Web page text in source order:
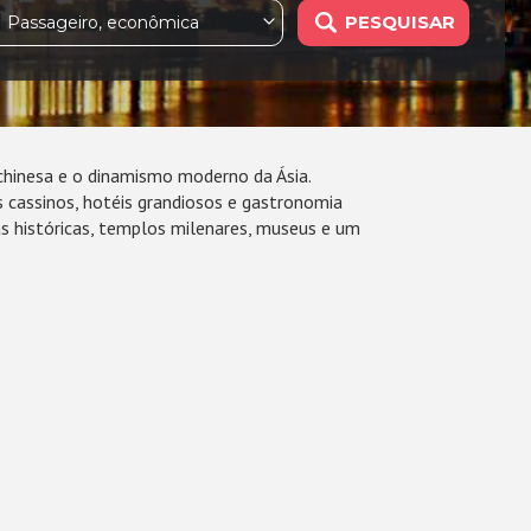
Passageiro, econômica PESQUISAR
e o dinamismo moderno da Ásia.
cassinos, hotéis grandiosos e gastronomia
históricas, templos milenares, museus e um